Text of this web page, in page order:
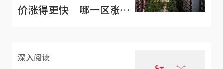
价涨得更快 哪一区涨幅
深入阅读